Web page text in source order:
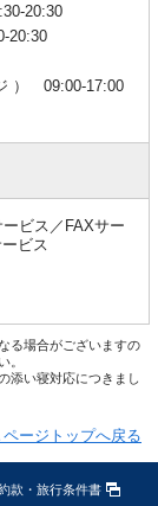
20:30
20:30
） 09:00-17:00
ビス／FAXサー
ビス
る場合がございますの
。
添い寝対応につきまし
ージトップへ戻る
款・旅行条件書